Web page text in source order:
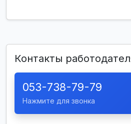
Контакты
053-738-79-79
Нажмите для звонка